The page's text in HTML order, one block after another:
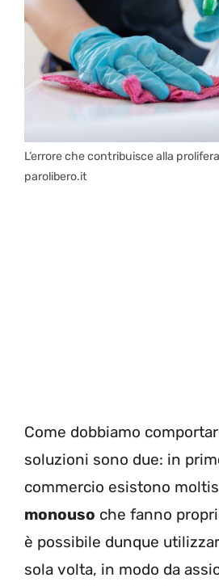
L’errore che contribuisce alla
parolibero.it
Come dobbiamo
soluzioni sono due: in
commercio esistono
monouso che fanno
è possibile dunque
sola volta, in modo da